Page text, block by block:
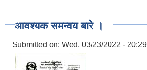
आवश्यक समन्वय बारे ।
Submitted on: Wed, 03/23/2022 - 20:29